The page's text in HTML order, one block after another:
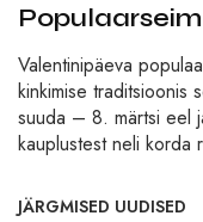
Valentinipäeva
kinkimise traditsioonis
suuda – 8. märtsi eel
kauplustest neli korda
JÄRGMISED UUDISED